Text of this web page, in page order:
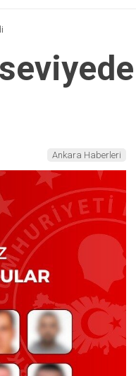
Ankara Haberleri